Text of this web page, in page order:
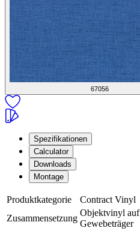
67056
Spezifikationen
Calculator
Downloads
Montage
Produktkategorie
Contract Vinyl
Zusammensetzung
Objektvinyl auf
Gewebeträger